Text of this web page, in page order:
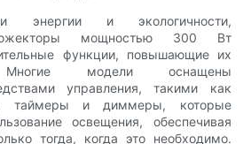
энергии и экологичности,
мощностью 300 Вт
функции, повышающие их
Многие модели оснащены
управления, такими как
таймеры и диммеры, которые
освещения, обеспечивая
тогда, когда это необходимо.